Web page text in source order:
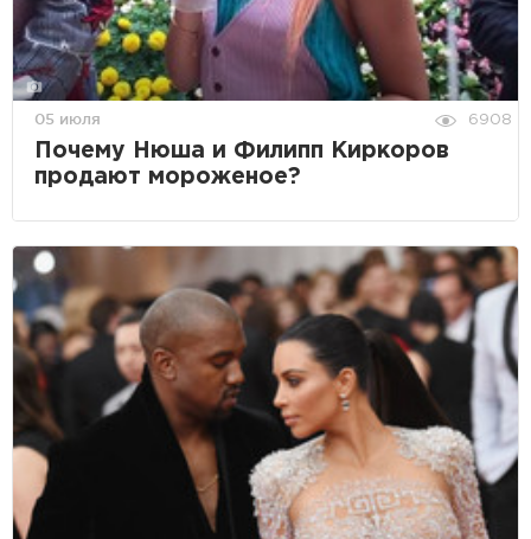
05 июля 6908
Почему Нюша и Филипп Киркоров
продают мороженое?